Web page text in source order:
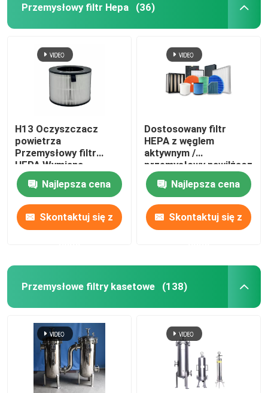
Przemysłowy filtr Hepa (36)
H13 Oczyszczacz
powietrza
Przemysłowy filtr
HEPA Wymiana
Dostosowane
Najlepsza cena
Skontaktuj się z
Dostosowany filtr
HEPA z węglem
aktywnym /
przemysłowy nawilżacz
filtra powietrza
Najlepsza cena
Skontaktuj się z
Przemysłowe filtry kasetowe (138)